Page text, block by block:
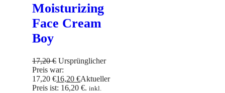
Moisturizing
Face Cream
Boy
17,20€ Ursprünglicher
Preis war:
17,20 €16,20 €Aktueller
Preis ist: 16,20 €. inkl.